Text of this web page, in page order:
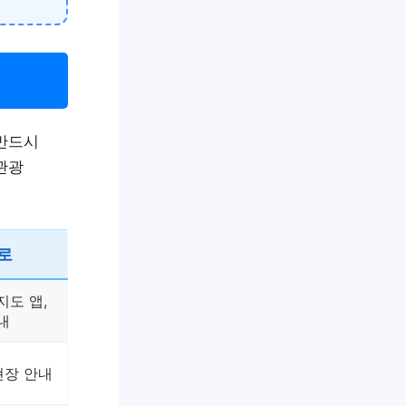
드시
광
도 앱,
안내